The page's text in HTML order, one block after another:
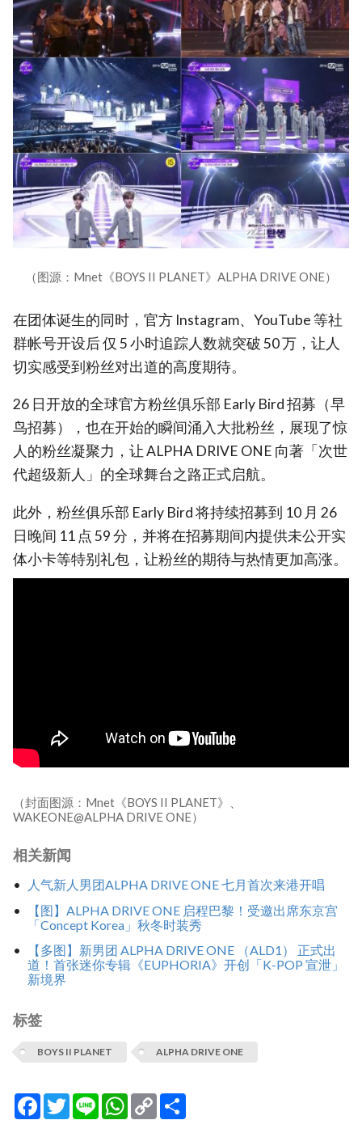
（图源：Mnet《BOYS II PLANET》ALPHA DRIVE ONE）
在团体诞生的同时，官方 Instagram、YouTube 等社
群帐号开设后 仅 5 小时追踪人数就突破 50 万，让人
切实感受到粉丝对出道的高度期待。
26 日开放的全球官方粉丝俱乐部 Early Bird 招募（早
鸟招募），也在开始的瞬间涌入大批粉丝，展现了惊
人的粉丝凝聚力，让 ALPHA DRIVE ONE 向著「次世
代超级新人」的全球舞台之路正式启航。
此外，粉丝俱乐部 Early Bird 将持续招募到 10 月 26
日晚间 11 点 59 分，并将在招募期间内提供未公开实
体小卡等特别礼包，让粉丝的期待与热情更加高涨。
（封面图源：Mnet《BOYS II PLANET》、
WAKEONE@ALPHA DRIVE ONE）
相关新闻
人气新人男团ALPHA DRIVE ONE 七月首次来港开唱
【图】ALPHA DRIVE ONE 启程巴黎！受邀出席东京宫
「Concept Korea」秋冬时装秀
【多图】新男团 ALPHA DRIVE ONE （ALD1） 正式出
道！首张迷你专辑《EUPHORIA》开创「K-POP 宣泄」
新境界
标签
BOYS II PLANET ALPHA DRIVE ONE
Facebook
TwitterLine WhatsApp
Copy
Link